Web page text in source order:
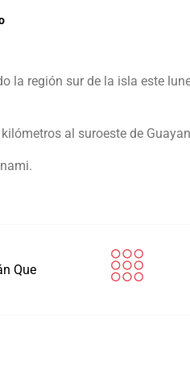
la región sur de la isla este
al suroeste de
Que